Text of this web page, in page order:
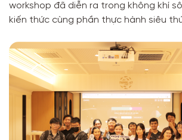
workshop đã diễn ra trong không khí
kiến thức cùng phần thực hành siêu